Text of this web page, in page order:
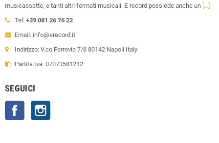
musicassette, e tanti altri formati musicali. E-record possiede anche un [...]
Tel: +39 081 26 76 22
Email: info@erecord.it
Indirizzo: V.co Ferrovia 7/8 80142 Napoli Italy
Partita Iva: 07073581212
SEGUICI
Facebook